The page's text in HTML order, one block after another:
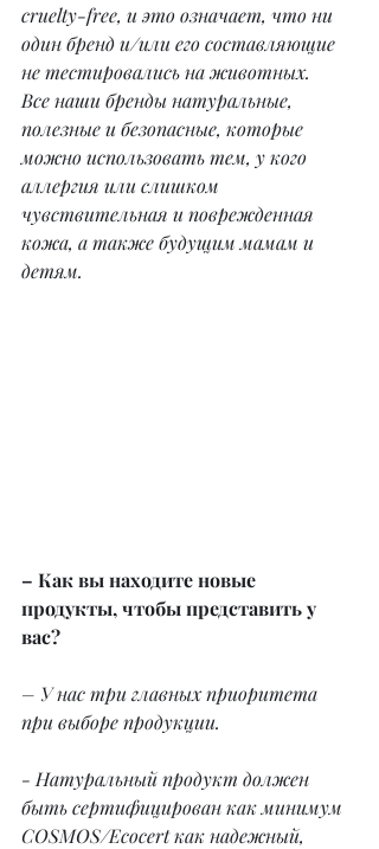
cruelty-free, и это означает, что ни
один бренд и/или его составляющие
не тестировались на животных.
Все наши бренды натуральные,
полезные и безопасные, которые
можно использовать тем, у кого
аллергия или слишком
чувствительная и поврежденная
кожа, а также будущим мамам и
детям.
– Как вы находите новые
продукты, чтобы представить у
вас?
– У нас три главных приоритета
при выборе продукции.
- Натуральный продукт должен
быть сертифицирован как минимум
COSMOS/Ecocert как надежный,